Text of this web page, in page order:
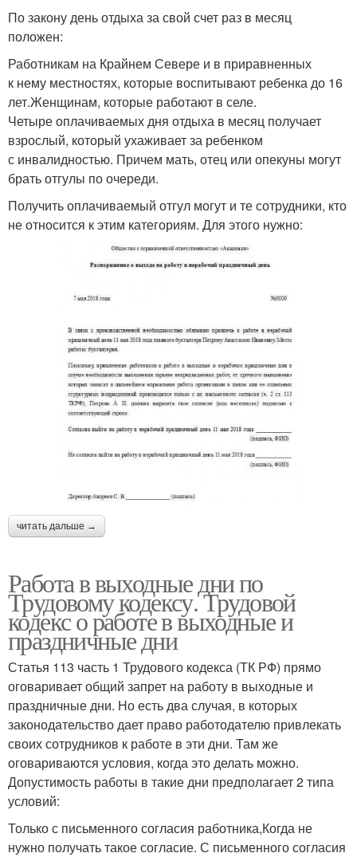
По закону день отдыха за свой счет раз в месяц
положен:
Работникам на Крайнем Севере и в приравненных
к нему местностях, которые воспитывают ребенка до 16
лет.Женщинам, которые работают в селе.
Четыре оплачиваемых дня отдыха в месяц получает
взрослый, который ухаживает за ребенком
с инвалидностью. Причем мать, отец или опекуны могут
брать отгулы по очереди.
Получить оплачиваемый отгул могут и те сотрудники, кто
не относится к этим категориям. Для этого нужно:
читать дальше →
Работа в выходные дни по
Трудовому кодексу. Трудовой
кодекс о работе в выходные и
праздничные дни
Статья 113 часть 1 Трудового кодекса (ТК РФ) прямо
оговаривает общий запрет на работу в выходные и
праздничные дни. Но есть два случая, в которых
законодательство дает право работодателю привлекать
своих сотрудников к работе в эти дни. Там же
оговариваются условия, когда это делать можно.
Допустимость работы в такие дни предполагает 2 типа
условий:
Только с письменного согласия работника,Когда не
нужно получать такое согласие. С письменного согласия